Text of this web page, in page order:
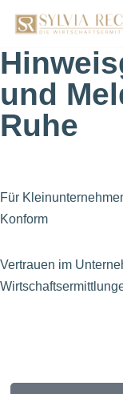
Inhalt
springen
und
Ruhe
Für
Konform
Vertrauen im